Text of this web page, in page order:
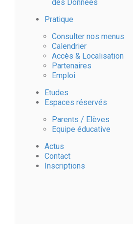
des Données
Pratique
Consulter nos menus
Calendrier
Accès & Localisation
Partenaires
Emploi
Etudes
Espaces réservés
Parents / Elèves
Equipe éducative
Actus
Contact
Inscriptions